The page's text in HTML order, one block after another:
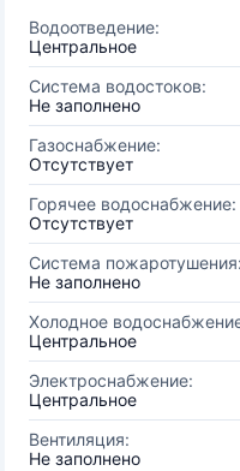
Водоотведение:
Центральное
Система водостоков:
Не заполнено
Газоснабжение:
Отсутствует
Горячее водоснабжение:
Отсутствует
Система пожаротушения:
Не заполнено
Холодное
Центральное
Электроснабжение:
Центральное
Вентиляция:
Не заполнено